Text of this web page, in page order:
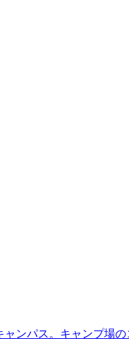
ャンパス。キャンプ場